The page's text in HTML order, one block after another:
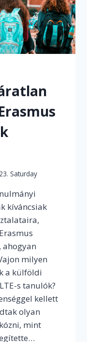
Saturday
kíváncsiak
milyen
a külföldi
s tanulók?
kellett
olyan
mint